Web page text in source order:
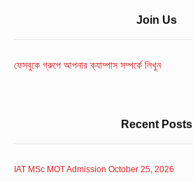
Area
Join Us
ফেসবুকে গ্রুপে আপনার ক্যাম্পাস সম্পর্কে লিখুন
Recent Posts
IAT MSc MOT Admission October 25, 2026